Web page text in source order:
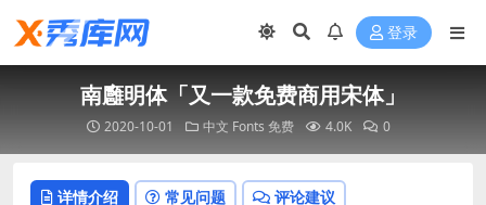
登录
南廱明体「又一款免费商用宋体」
2020-10-01 中文 Fonts 免费 4.0K 0
详情介绍 常见问题 评论建议